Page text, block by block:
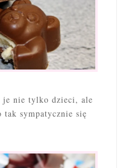
je nie tylko dzieci, ale
sympatycznie się